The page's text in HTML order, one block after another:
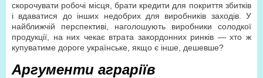
скорочувати робочі місця, брати кредити для покриття збитків
і вдаватися до інших недобрих для виробників заходів. У
найближчій перспективі, наголошують виробники солодкої
продукції, на них чекає втрата закордонних ринків — хто ж
купуватиме дороге українське, якщо є інше, дешевше?
Аргументи аграріїв